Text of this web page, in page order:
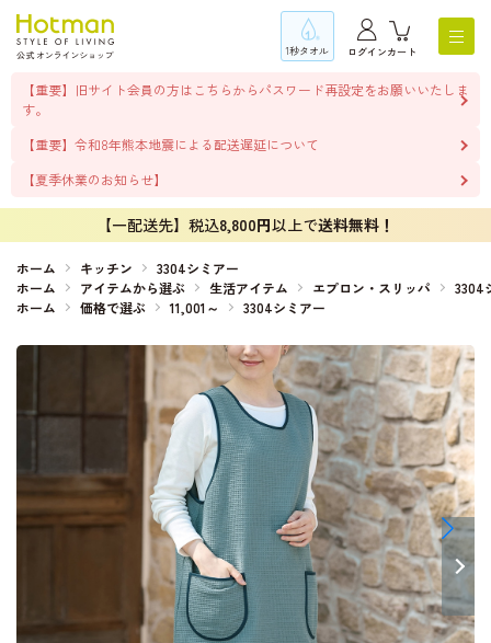
1秒タオル ログインカート
【重要】旧サイト会員の方はこちらからパスワード再設定をお願いいたしま
す。
【重要】令和8年熊本地震による配送遅延について
【夏季休業のお知らせ】
【一配送先】税込8,800円以上で送料無料！
ホーム キッチン
3304シミアー
ホーム
アイテムから選ぶ 生活アイテム エプロン・スリッパ
3304
ホーム
価格で選ぶ 11,001～ 3304シミアー